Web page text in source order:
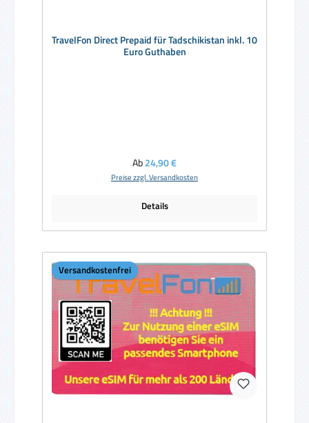
TravelFon Direct Prepaid für Tadschikistan inkl. 10
Euro Guthaben
Regulärer Preis:
Ab24,90 €
Preise zzgl. Versandkosten
Details
Versandkostenfrei